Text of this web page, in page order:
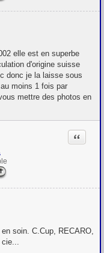
elle est en superbe
d'origine suisse
donc je la laisse sous
moins 1 fois par
mettre des photos en
Citation
soin. C.Cup, RECARO,
cie...